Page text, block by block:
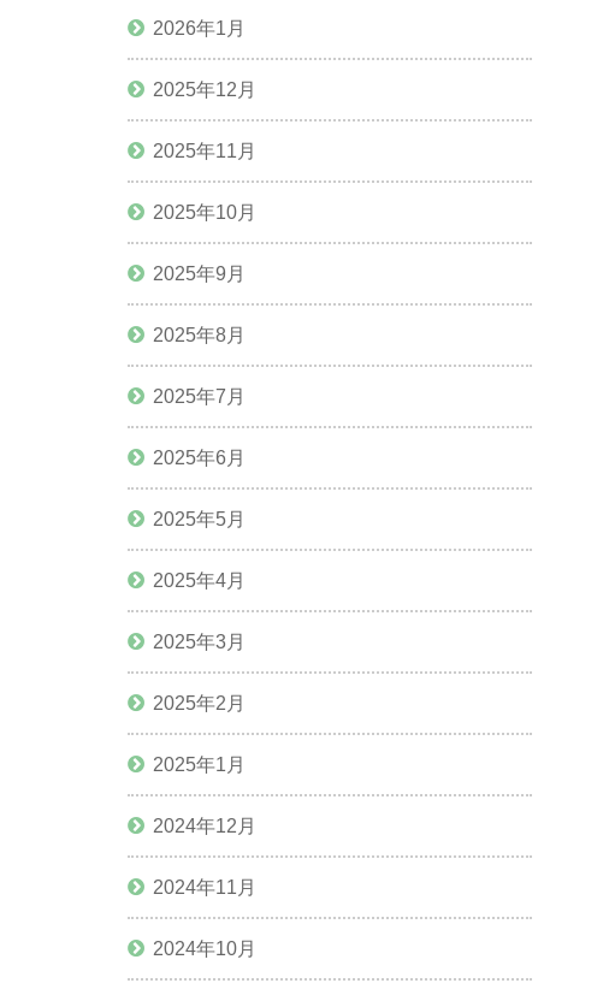
2026年1月
2025年12月
2025年11月
2025年10月
2025年9月
2025年8月
2025年7月
2025年6月
2025年5月
2025年4月
2025年3月
2025年2月
2025年1月
2024年12月
2024年11月
2024年10月